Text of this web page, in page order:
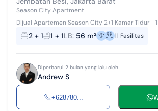
Season City Apartment
Dijual Apartemen Season City 2+1 Kamar Tidur -
Lantai Sedang View Kolam Renang Sudah
2 + 1 1 + 1LB: 56 m² 11 Fasilitas
Diperbarui 2 bulan yang lalu oleh
Andrew S
+628780...